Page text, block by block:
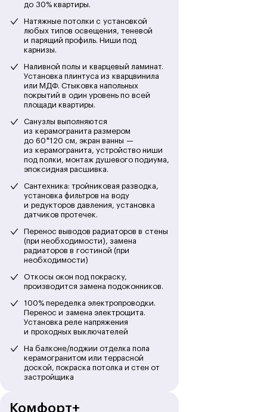
На балконе/лоджии отделка пола
керамогранитом или террасной
доской, покраска потолка и стен от
застройщика
100% переделка электропроводки.
Перенос и замена электрощита.
Установка реле напряжения
и проходных выключателей
Откосы окон под покраску,
производится замена подоконников.
Перенос выводов радиаторов в стены
(при необходимости), замена
радиаторов в гостиной (при
необходимости)
Сантехника: тройниковая разводка,
установка фильтров на воду
и редукторов давления, установка
датчиков протечек.
Санузлы выполняются
из керамогранита размером
до 60*120 см, экран ванны —
из керамогранита, устройство ниши
под полки, монтаж душевого подиума,
эпоксидная расшивка.
Наливной полы и кварцевый ламинат.
Установка плинтуса из кварцвинила
или МДФ. Стыковка напольных
покрытий в один уровень по всей
площади квартиры.
до 30% квартиры.
Натяжные потолки с установкой
любых типов освещения, теневой
и парящий профиль. Ниши под
карнизы.
Комфорт+
Третий этап
Четвертый этап
Пятый этап
Шестой этап
Мы ценим каждого клиента и стремимся
предоставить лучшие условия для
отслеживать ход работ в режиме
реального времени, а весь проект
разбивается на четко определенные этапы
с фиксированной стоимостью. У нас
штатный юрист для решения любых
Преимущества
нашей компании